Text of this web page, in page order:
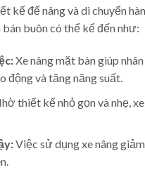
kế để nâng và di chuyển
buôn có thể kể đến như:
Xe nâng mặt bàn giúp
động và tăng năng suất.
thiết kế nhỏ gọn và nhẹ,
Việc sử dụng xe nâng